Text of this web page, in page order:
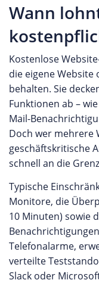
Wann
Kostenlose
die eigene Website
behalten. Sie
Funktionen ab –
Mail-
Doch wer mehrere
geschäftskritische
schnell an die
Typische
Monitore, die
10 Minuten) sowie
Telefonalarme,
verteilte
Slack oder